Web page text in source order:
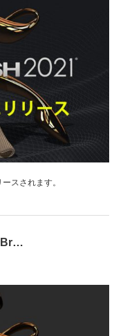
スされます。